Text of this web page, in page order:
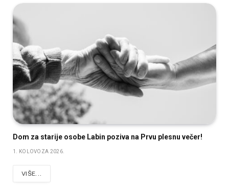
Dom za starije osobe Labin poziva na Prvu plesnu večer!
1. KOLOVOZA 2026.
VIŠE...